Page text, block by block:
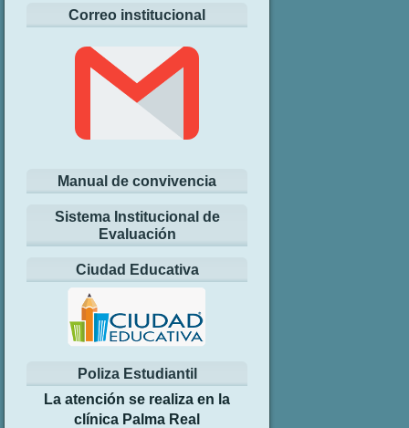
Correo institucional
Manual de convivencia
Sistema Institucional de
Evaluación
Ciudad Educativa
Poliza Estudiantil
La atención se realiza en la
clínica Palma Real